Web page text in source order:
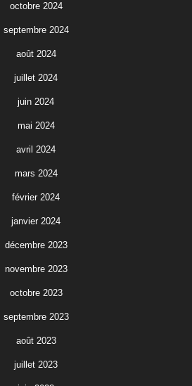
octobre 2024
septembre 2024
août 2024
juillet 2024
juin 2024
mai 2024
avril 2024
mars 2024
février 2024
janvier 2024
décembre 2023
novembre 2023
octobre 2023
septembre 2023
août 2023
juillet 2023